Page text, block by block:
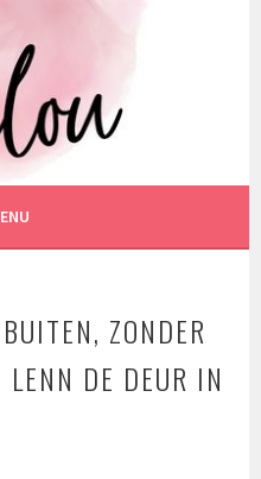
ZONDER
LENN DE DEUR IN